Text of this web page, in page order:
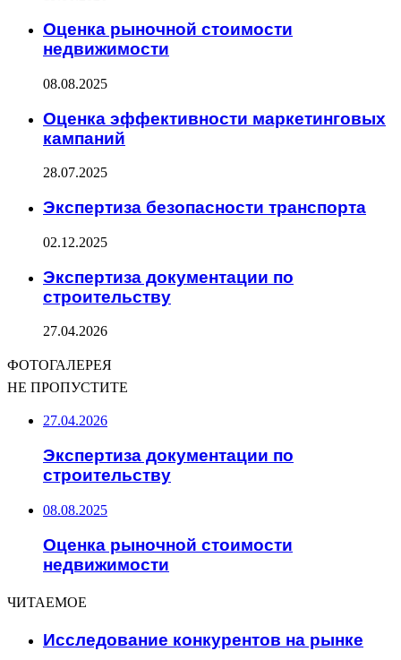
Оценка рыночной стоимости
недвижимости
08.08.2025
Оценка эффективности маркетинговых
кампаний
28.07.2025
Экспертиза безопасности транспорта
02.12.2025
Экспертиза документации по
строительству
27.04.2026
ФОТОГАЛЕРЕЯ
НЕ ПРОПУСТИТЕ
27.04.2026
Экспертиза документации по
строительству
08.08.2025
Оценка рыночной стоимости
недвижимости
ЧИТАЕМОЕ
Исследование конкурентов на рынке